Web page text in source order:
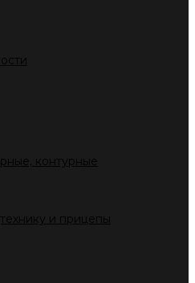
контурные
и прицепы